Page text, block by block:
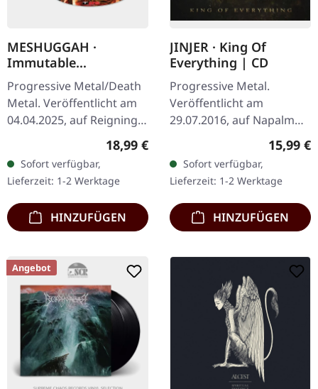
MESHUGGAH ·
Immutable
(Remastered) |
DIGIPAK CD
Progressive Metal/Death
Metal. Veröffentlicht am
04.04.2025, auf Reigning
Phoenix Music. DigiPak-
CD mit dem remasterten
Album und zusätzlich 3…
Regulärer Preis:
18,99 €
Sofort verfügbar,
Lieferzeit: 1-2 Werktage
HINZUFÜGEN
JINJER · King Of
Everything | CD
Progressive Metal.
Veröffentlicht am
29.07.2016, auf Napalm
Records. CD im Jewelcase.
Everything" ist ein
faszinierendes…
15,99 €
Sofort verfügbar,
Lieferzeit: 1-2 Werktage
HINZUFÜGEN
Angebot